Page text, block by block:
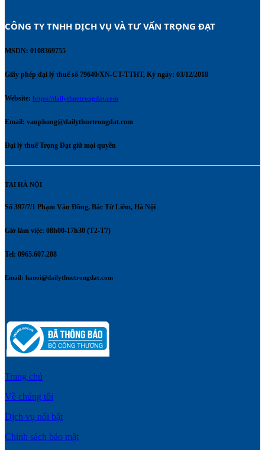
CÔNG TY TNHH DỊCH VỤ VÀ TƯ VẤN TRỌNG ĐẠT
MSDN: 0108369755
Giấy phép đại lý thuế số 79640/XN-CT-TTHT, Ký ngày: 03/12/2018
Website: https://dailythuetrongdat.com
Email: vanphong@dailythuetrongdat.com
Đại lý thuế Trọng Đạt giữ mọi quyền
TẠI HÀ NỘI
Số 397/7/1 Phạm Văn Đồng, Bắc Từ Liêm, Hà Nội
Giờ làm việc: 08h00-17h30 (T2-T7)
Tel: 0965.607.288
Email: hanoi@dailythuetrongdat.com
Trang chủ
Về chúng tôi
Dịch vụ nổi bật
Chính sách bảo mật